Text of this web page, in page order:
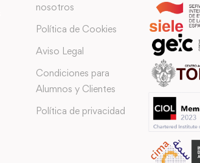
nosotros
Política de Cookies
Aviso Legal
Condiciones para
Alumnos y Clientes
Política de privacidad